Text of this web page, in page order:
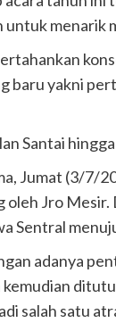
untuk menarik
baru yakni
Santai
Jumat (3/7/
oleh Jro
Sentral
adanya
salah satu